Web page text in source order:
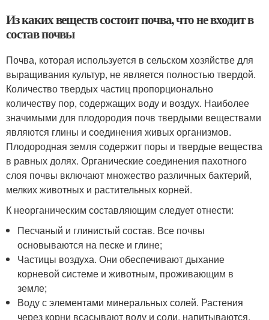
Из каких веществ состоит почва, что не входит в
состав почвы
Почва, которая используется в сельском хозяйстве для
выращивания культур, не является полностью твердой.
Количество твердых частиц пропорционально
количеству пор, содержащих воду и воздух. Наиболее
значимыми для плодородия почв твердыми веществами
являются глины и соединения живых организмов.
Плодородная земля содержит поры и твердые вещества
в равных долях. Органические соединения пахотного
слоя почвы включают множество различных бактерий,
мелких животных и растительных корней.
К неорганическим составляющим следует отнести:
Песчаный и глинистый состав. Все почвы
основываются на песке и глине;
Частицы воздуха. Они обеспечивают дыхание
корневой системе и животным, проживающим в
земле;
Воду с элементами минеральных солей. Растения
через корни всасывают воду и соли, напитываются,